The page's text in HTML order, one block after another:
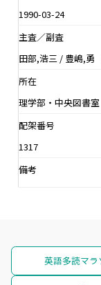
1990-03-24
主査／副査
田部,浩三 / 豊嶋,
所在
理学部・中央図書室
配架番号
1317
備考
英語多読マラ